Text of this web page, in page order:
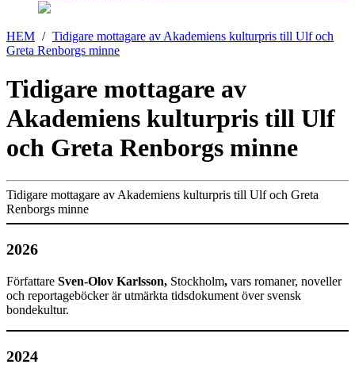
HEM / Tidigare mottagare av Akademiens kulturpris till Ulf och
Greta Renborgs minne
Tidigare mottagare av
Akademiens kulturpris till Ulf
och Greta Renborgs minne
Tidigare mottagare av Akademiens kulturpris till Ulf och Greta
Renborgs minne
2026
Författare Sven-Olov Karlsson, Stockholm, vars romaner, noveller
och reportageböcker är utmärkta tidsdokument över svensk
bondekultur.
2024